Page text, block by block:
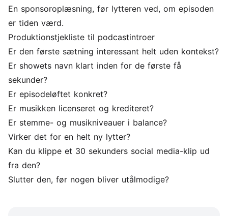
En sponsoroplæsning, før lytteren ved, om episoden
er tiden værd.
Produktionstjekliste til podcastintroer
Er den første sætning interessant helt uden kontekst?
Er showets navn klart inden for de første få
sekunder?
Er episodeløftet konkret?
Er musikken licenseret og krediteret?
Er stemme- og musikniveauer i balance?
Virker det for en helt ny lytter?
Kan du klippe et 30 sekunders social media-klip ud
fra den?
Slutter den, før nogen bliver utålmodige?